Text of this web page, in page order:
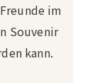
im
Souvenir
kann.